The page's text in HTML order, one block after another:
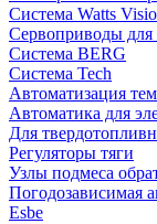
Система Watts
Сервоприводы для
Система BERG
Система Tech
Автоматизация
Автоматика для
Для
Регуляторы тяги
Узлы подмеса
Погодозависимая
Esbe